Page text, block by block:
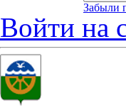
Забыли
Войти на